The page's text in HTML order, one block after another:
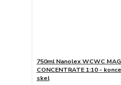
750ml Nanolex WCWC
CONCENTRATE 1:10 -
skel